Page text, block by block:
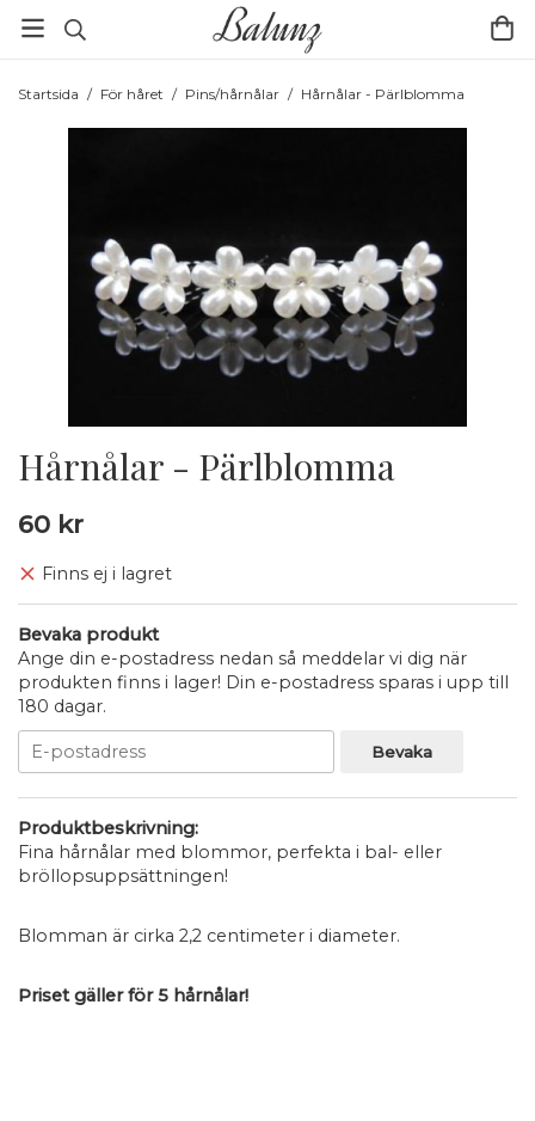
Startsida / För håret / Pins/hårnålar / Hårnålar - Pärlblomma
Hårnålar - Pärlblomma
60 kr
Finns ej i lagret
Bevaka produkt
Ange din e-postadress nedan så meddelar vi dig när
produkten finns i lager! Din e-postadress sparas i upp till
180 dagar.
Bevaka
Produktbeskrivning:
Fina hårnålar med blommor, perfekta i bal- eller
bröllopsuppsättningen!
Blomman är cirka 2,2 centimeter i diameter.
Priset gäller för 5 hårnålar!